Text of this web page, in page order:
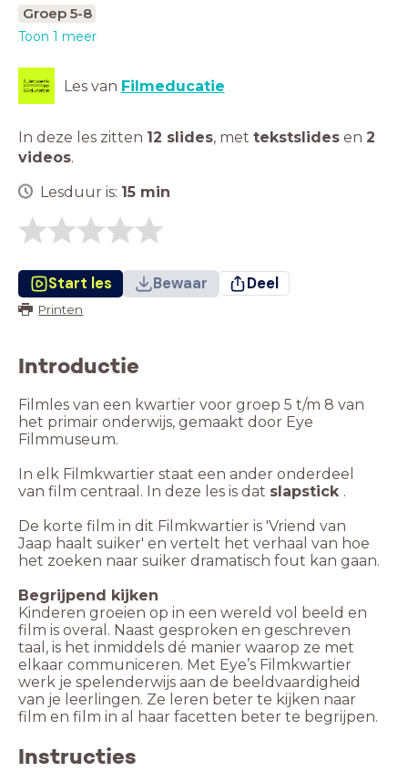
Groep 5-8
Toon 1 meer
Les van Filmeducatie
In deze les zitten 12 slides, met tekstslides en 2
videos.
Lesduur is: 15 min
Start les Bewaar Deel
Printen
Introductie
Filmles van een kwartier voor groep 5 t/m 8 van
het primair onderwijs, gemaakt door Eye
Filmmuseum.
In elk Filmkwartier staat een ander onderdeel
van film centraal. In deze les is dat slapstick .
De korte film in dit Filmkwartier is 'Vriend van
Jaap haalt suiker' en vertelt het verhaal van hoe
het zoeken naar suiker dramatisch fout kan gaan.
Begrijpend kijken
Kinderen groeien op in een wereld vol beeld en
film is overal. Naast gesproken en geschreven
taal, is het inmiddels dé manier waarop ze met
elkaar communiceren. Met Eye’s Filmkwartier
werk je spelenderwijs aan de beeldvaardigheid
van je leerlingen. Ze leren beter te kijken naar
film en film in al haar facetten beter te begrijpen.
Instructies